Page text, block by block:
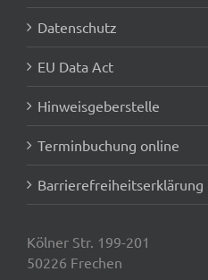
Datenschutz
EU Data Act
Hinweisgeberstelle
Terminbuchung online
Barrierefreiheitserklärung
Kölner Str. 199-201
50226 Frechen